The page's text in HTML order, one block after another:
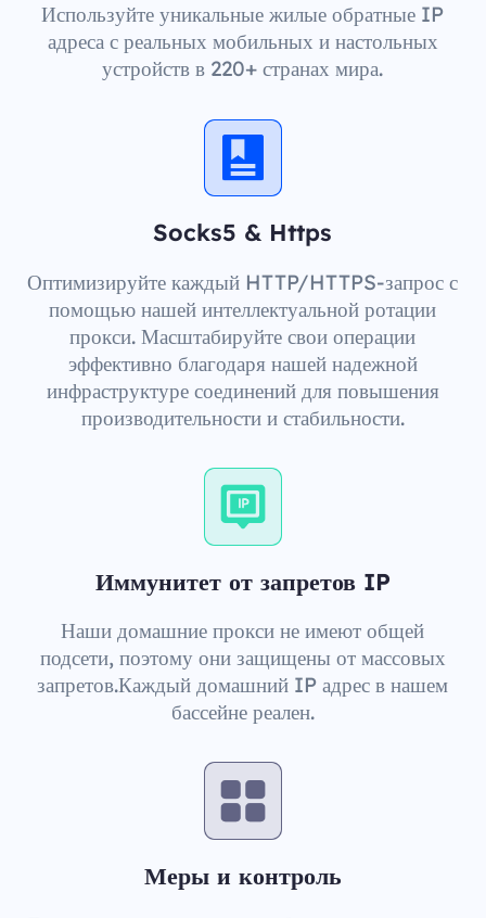
Используйте уникальные жилые обратные IP
адреса с реальных мобильных и настольных
устройств в 220+ странах мира.
Socks5 & Https
Оптимизируйте каждый HTTP/HTTPS-запрос с
помощью нашей интеллектуальной ротации
прокси. Масштабируйте свои операции
эффективно благодаря нашей надежной
инфраструктуре соединений для повышения
производительности и стабильности.
Иммунитет от запретов IP
Наши домашние прокси не имеют общей
подсети, поэтому они защищены от массовых
запретов.Каждый домашний IP адрес в нашем
бассейне реален.
Меры и контроль